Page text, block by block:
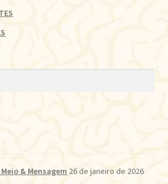
& Mensagem 26 de janeiro de 2026